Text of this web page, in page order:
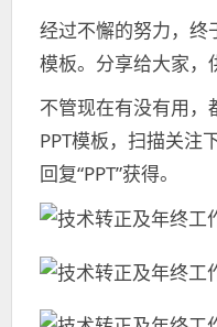
经过不懈的努力，终
模板。分享给大家，
不管现在有没有用，
PPT模板，扫描关注
回复“PPT”获得。